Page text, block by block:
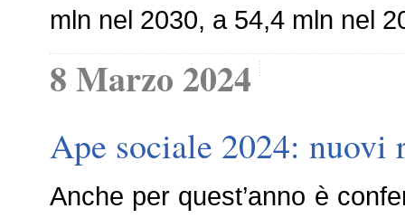
mln nel 2030, a 54,4 mln nel
8 Marzo 2024
Ape sociale 2024:
Anche per quest’anno è